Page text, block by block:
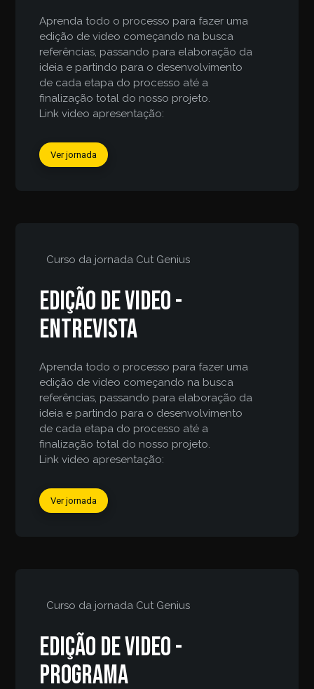
Aprenda todo o processo para fazer uma
edição de video começando na busca
referências, passando para elaboração da
ideia e partindo para o desenvolvimento
de cada etapa do processo até a
finalização total do nosso projeto.
Link video apresentação:
Ver jornada
Curso da jornada Cut Genius
Edição de video -
entrevista
Aprenda todo o processo para fazer uma
edição de video começando na busca
referências, passando para elaboração da
ideia e partindo para o desenvolvimento
de cada etapa do processo até a
finalização total do nosso projeto.
Link video apresentação:
Ver jornada
Curso da jornada Cut Genius
Edição de video -
programa